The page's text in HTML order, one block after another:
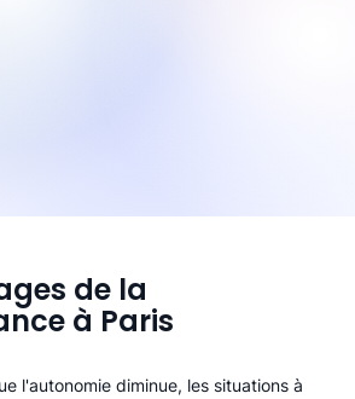
de la
à Paris
l'autonomie diminue, les situations à